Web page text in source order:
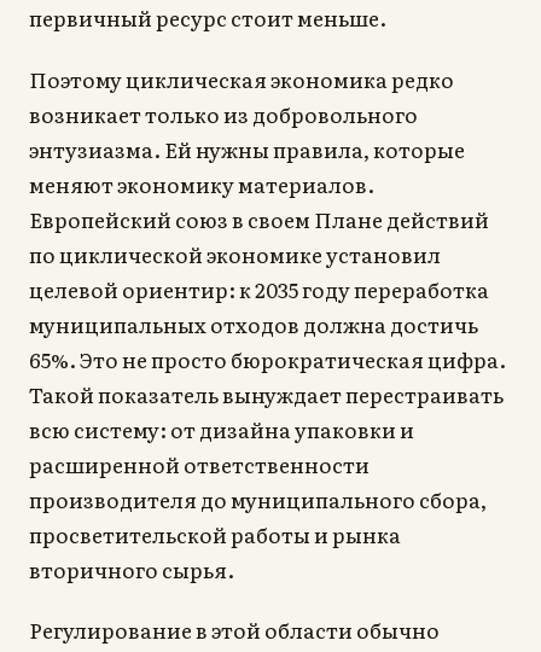
первичный ресурс стоит меньше.
Поэтому циклическая экономика редко
возникает только из добровольного
энтузиазма. Ей нужны правила, которые
меняют экономику материалов.
Европейский союз в своем Плане действий
по циклической экономике установил
целевой ориентир: к 2035 году переработка
муниципальных отходов должна достичь
65%. Это не просто бюрократическая цифра.
Такой показатель вынуждает перестраивать
всю систему: от дизайна упаковки и
расширенной ответственности
производителя до муниципального сбора,
просветительской работы и рынка
вторичного сырья.
Регулирование в этой области обычно